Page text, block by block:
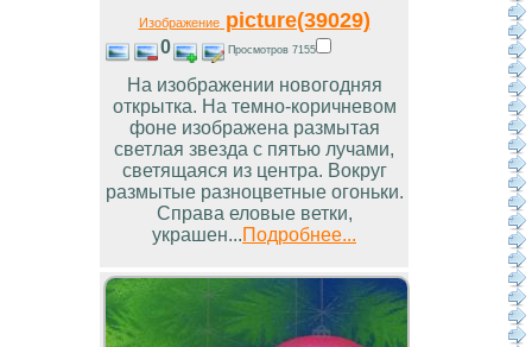
Изображениеpicture(39029)
0 Просмотров 7155
На изображении новогодняя
открытка. На темно-коричневом
фоне изображена размытая
светлая звезда с пятью лучами,
светящаяся из центра. Вокруг
размытые разноцветные огоньки.
Справа еловые ветки,
украшен...Подробнее...